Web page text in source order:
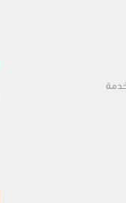
خدمة